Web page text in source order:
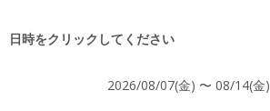
日時をクリックしてください
2026/08/07(金) 〜 08/14(金)